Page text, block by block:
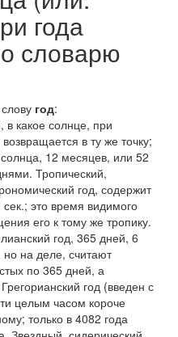
года
словарю
год:
какое солнце, при
в ту же точку;
12 месяцев, или 52
Тропический,
год, содержит
это время видимого
его к тому же тропику.
год, 365 дней, 6
на деле, считают
по 365 дней, а
Грегорианский год (введен с
целым часом короче
только в 4082 года